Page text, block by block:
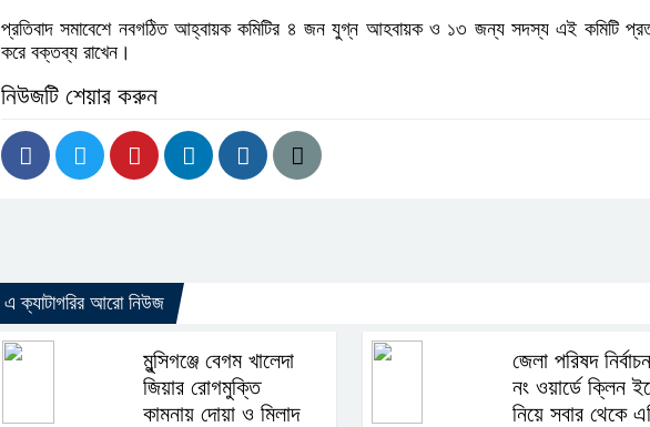
প্রতিবাদ সমাবেশে নবগঠিত আহ্বায়ক কমিটির ৪ জন যুগ্ন আহবায়ক ও ১৩ জন্য সদস্য এই কমিটি
করে বক্তব্য রাখেন।
নিউজটি শেয়ার করুন
এ ক্যাটাগরির আরো নিউজ
মুন্সিগঞ্জে বেগম খালেদা
জিয়ার রোগমুক্তি
কামনায় দোয়া ও মিলাদ
জেলা পরিষদ
নং ওয়ার্ডে ক্লিন
নিয়ে সবার থেকে